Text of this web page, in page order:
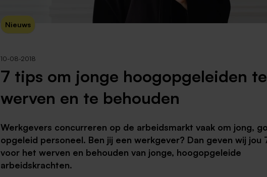
Weert
Kerkrade
Nieuws
10-08-2018
7 tips om jonge hoogopgeleiden te
werven en te behouden
Werkgevers concurreren op de arbeidsmarkt vaak om jong,
opgeleid personeel. Ben jij een werkgever? Dan geven wij jou
voor het werven en behouden van jonge, hoogopgeleide
arbeidskrachten.